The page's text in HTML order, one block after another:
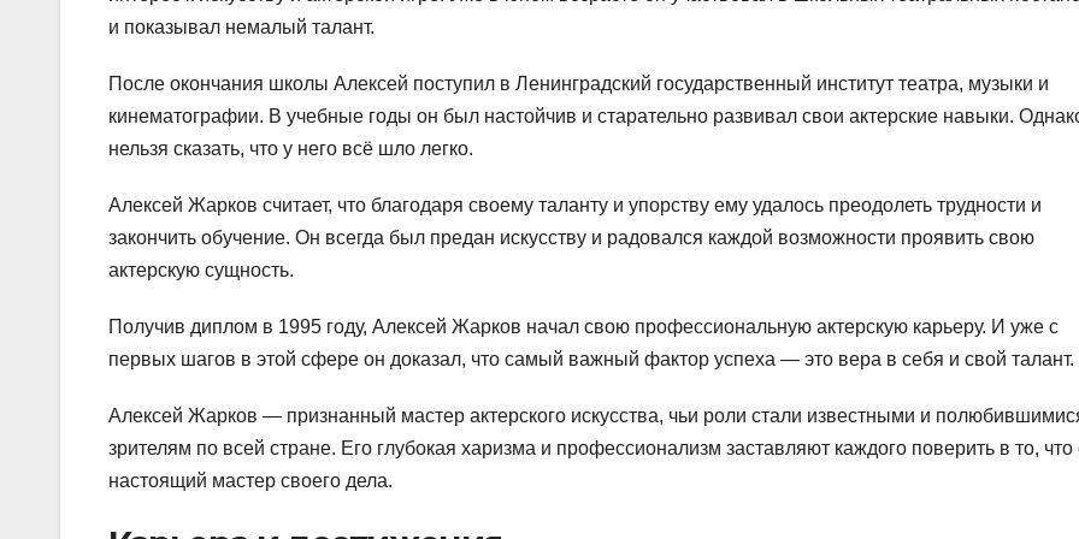
и показывал немалый талант.
После окончания школы Алексей поступил в Ленинградский государственный институт театра, музыки и
кинематографии. В учебные годы он был настойчив и старательно развивал свои актерские навыки.
нельзя сказать, что у него всё шло легко.
Алексей Жарков считает, что благодаря своему таланту и упорству ему удалось преодолеть трудности и
закончить обучение. Он всегда был предан искусству и радовался каждой возможности проявить свою
актерскую сущность.
Получив диплом в 1995 году, Алексей Жарков начал свою профессиональную актерскую карьеру. И уже с
первых шагов в этой сфере он доказал, что самый важный фактор успеха — это вера в себя и свой талант.
Алексей Жарков — признанный мастер актерского искусства, чьи роли стали известными и
зрителям по всей стране. Его глубокая харизма и профессионализм заставляют каждого поверить в то,
настоящий мастер своего дела.